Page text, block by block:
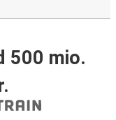
500 mio.